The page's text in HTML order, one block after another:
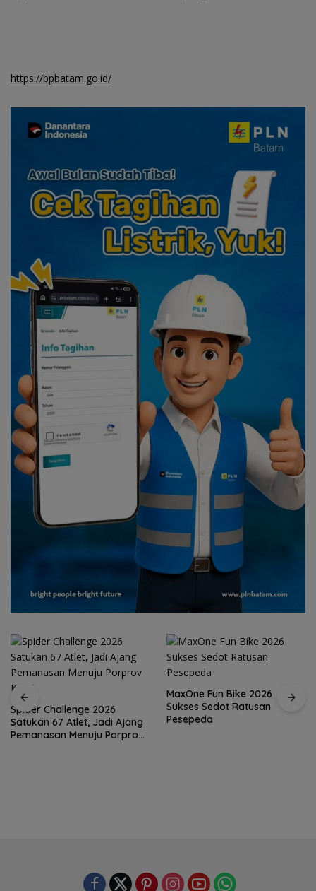
https://bpbatam.go.id/
Spider Challenge 2026
Satukan 67 Atlet, Jadi Ajang
Pemanasan Menuju Porprov
MaxOne Fun Bike 2026
Sukses Sedot Ratusan
Pesepeda